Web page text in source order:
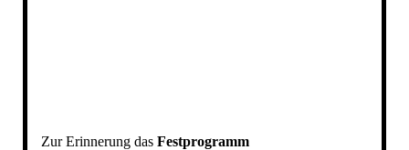
Zur Erinnerung das Festprogramm